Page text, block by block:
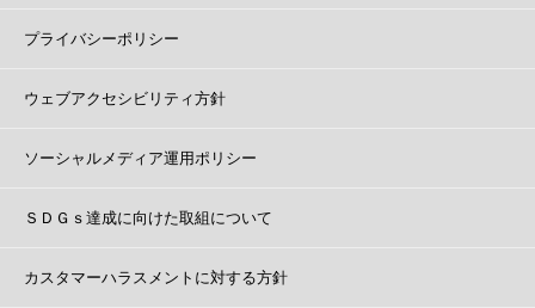
プライバシーポリシー
ウェブアクセシビリティ方針
ソーシャルメディア運用ポリシー
ＳＤＧｓ達成に向けた取組について
カスタマーハラスメントに対する方針